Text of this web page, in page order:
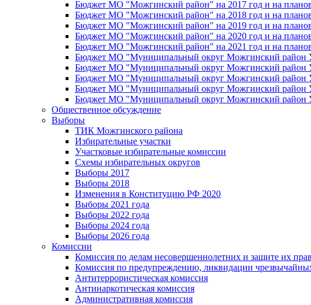
Бюджет МО "Можгинский район" на 2017 год и на
Бюджет МО "Можгинский район" на 2018 год и на
Бюджет МО "Можгинский район" на 2019 год и на
Бюджет МО "Можгинский район" на 2020 год и на
Бюджет МО "Можгинский район" на 2021 год и на
Бюджет МО "Муниципальный округ Можгинский район
Бюджет МО "Муниципальный округ Можгинский район
Бюджет МО "Муниципальный округ Можгинский район
Бюджет МО "Муниципальный округ Можгинский район
Бюджет МО "Муниципальный округ Можгинский район
Общественное обсуждение
Выборы
ТИК Можгинского района
Избирательные участки
Участковые избирательные комиссии
Схемы избирательных округов
Выборы 2017
Выборы 2018
Изменения в Конституцию РФ 2020
Выборы 2021 года
Выборы 2022 года
Выборы 2024 года
Выборы 2026 года
Комиссии
Комиссия по делам несовершеннолетних и защите их прав
Комиссия по предупреждению, ликвидации
Антитеррористическая комиссия
Антинаркотическая комиссия
Административная комиссия